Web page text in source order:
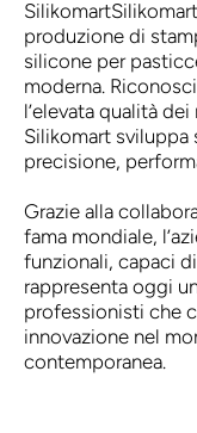
Silikomart
produzione di
silicone per
moderna.
l’elevata qualità
Silikomart sviluppa
precisione,
Grazie alla
fama mondiale,
funzionali, capaci
rappresenta oggi
professionisti che
innovazione nel
contemporanea.